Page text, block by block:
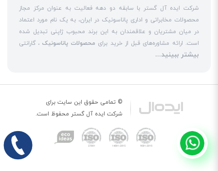
شرکت ایده آل گستر با سابقه دو دهه فعالیت به عنوان مرکز مجاز
محصولات مخابراتی و اداری پاناسونیک در ایران، به یک نام مورد اعتماد
در میان مشتریان و علاقمندان به این برند محبوب ژاپنی تبدیل شده
است. ارائه مشاوره‌های قبل از خرید برایمحصولات پاناسونیک، گارانتی
18 ماهه معتبر و شرکتی برای کلیه محصولات عرضه شده و تعهد کامل
انواع مراکز
سانترال
است. این مهم با اتکا به تکنسین‌های فنی و مجرب
که در ایننمایندگی سانترال پاناسونیک
حاضر هستند، حاصل می‌شود. به
خدمات مبتنی برتلفناز جمله عرضهتلفن بیسیمو تلفن رومیزی
اورجینال،
تلفن سانترالو تلفن پاناسونیک تحت شبکه و خرید
تلفن ویپ
حضوری پررنگ را در بازارهای داخلی تجربه کرده است. یکی دیگر از
بیشتر ببینید...
© تمامی حقوق این سایت برای
شرکتایده آل گسترمحفوظ است.